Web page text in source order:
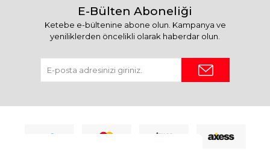
E-Bülten Aboneliği
Ketebe e-bültenine abone olun. Kampanya ve
yeniliklerden öncelikli olarak haberdar olun.